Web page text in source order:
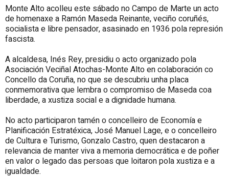
Monte Alto acolleu este sábado no Campo de Marte un acto
de homenaxe a Ramón Maseda Reinante, veciño coruñés,
socialista e libre pensador, asasinado en 1936 pola represión
fascista.
A alcaldesa, Inés Rey, presidiu o acto organizado pola
Asociación Veciñal Atochas-Monte Alto en colaboración co
Concello da Coruña, no que se descubriu unha placa
conmemorativa que lembra o compromiso de Maseda coa
liberdade, a xustiza social e a dignidade humana.
No acto participaron tamén o concelleiro de Economía e
Planificación Estratéxica, José Manuel Lage, e o concelleiro
de Cultura e Turismo, Gonzalo Castro, quen destacaron a
relevancia de manter viva a memoria democrática e de poñer
en valor o legado das persoas que loitaron pola xustiza e a
igualdade.